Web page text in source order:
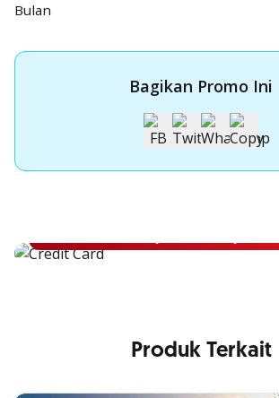
Bulan
Bagikan Promo Ini
Apply Kartu Kredit OCBC
Produk Terkait